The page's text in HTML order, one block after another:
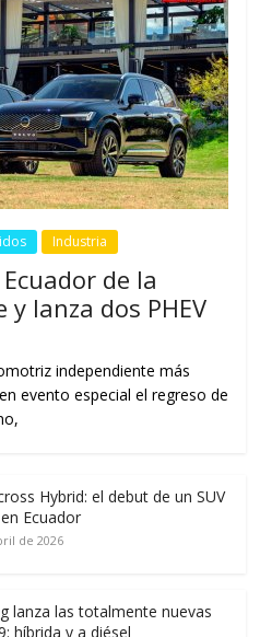
Industria
de la
lanza dos PHEV
independiente más
evento especial el regreso de
Hybrid: el debut de un SUV
Ecuador
de 2026
lanza las totalmente nuevas
híbrida y a diésel